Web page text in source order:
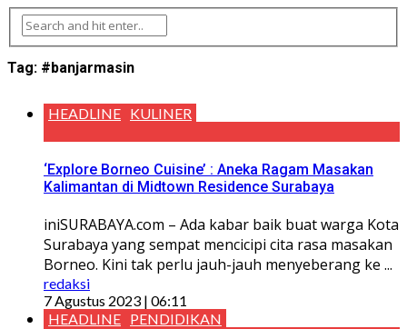
Tag: #banjarmasin
HEADLINE KULINER
‘Explore Borneo Cuisine’ : Aneka Ragam Masakan
Kalimantan di Midtown Residence Surabaya
iniSURABAYA.com – Ada kabar baik buat warga Kota
Surabaya yang sempat mencicipi cita rasa masakan
Borneo. Kini tak perlu jauh-jauh menyeberang ke ...
redaksi
7 Agustus 2023 | 06:11
HEADLINE PENDIDIKAN